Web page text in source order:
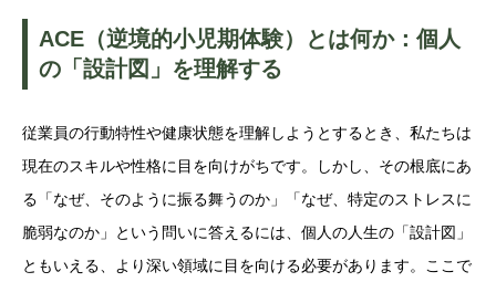
ACE（逆境的小児期体験）とは何か：個人
の「設計図」を理解する
従業員の行動特性や健康状態を理解しようとするとき、私たちは
現在のスキルや性格に目を向けがちです。しかし、その根底にあ
る「なぜ、そのように振る舞うのか」「なぜ、特定のストレスに
脆弱なのか」という問いに答えるには、個人の人生の「設計図」
ともいえる、より深い領域に目を向ける必要があります。ここで